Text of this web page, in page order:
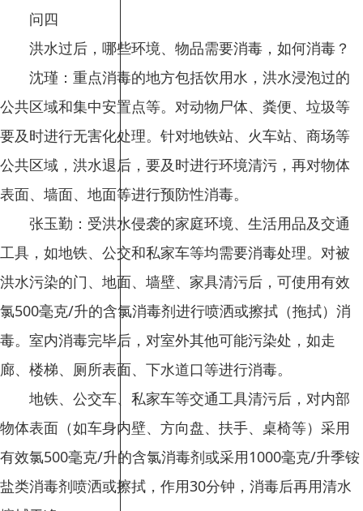
问四
洪水过后，哪些环境、物品需要消毒，如何消毒？
沈瑾：重点消毒的地方包括饮用水，洪水浸泡过的
公共区域和集中安置点等。对动物尸体、粪便、垃圾等
要及时进行无害化处理。针对地铁站、火车站、商场等
公共区域，洪水退后，要及时进行环境清污，再对物体
表面、墙面、地面等进行预防性消毒。
张玉勤：受洪水侵袭的家庭环境、生活用品及交通
工具，如地铁、公交和私家车等均需要消毒处理。对被
洪水污染的门、地面、墙壁、家具清污后，可使用有效
氯500毫克/升的含氯消毒剂进行喷洒或擦拭（拖拭）消
毒。室内消毒完毕后，对室外其他可能污染处，如走
廊、楼梯、厕所表面、下水道口等进行消毒。
地铁、公交车、私家车等交通工具清污后，对内部
物体表面（如车身内壁、方向盘、扶手、桌椅等）采用
有效氯500毫克/升的含氯消毒剂或采用1000毫克/升季铵
盐类消毒剂喷洒或擦拭，作用30分钟，消毒后再用清水